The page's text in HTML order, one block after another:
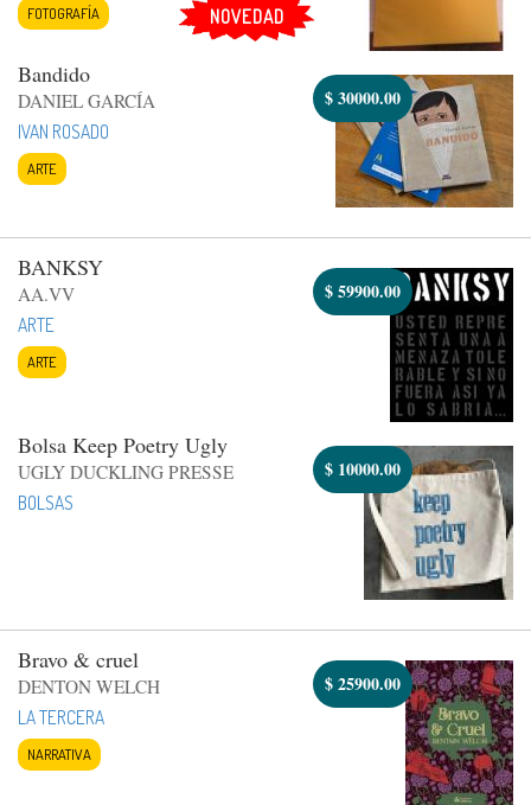
FOTOGRAFÍA NOVEDAD
Bandido
DANIEL GARCÍA
IVAN ROSADO
ARTE
$30000.00
BANKSY
AA.VV
ARTE
ARTE
$59900.00
Bolsa Keep Poetry Ugly
UGLY DUCKLING PRESSE
BOLSAS
$ 10000.00
Bravo & cruel
DENTON WELCH
LA TERCERA
NARRATIVA
$25900.00